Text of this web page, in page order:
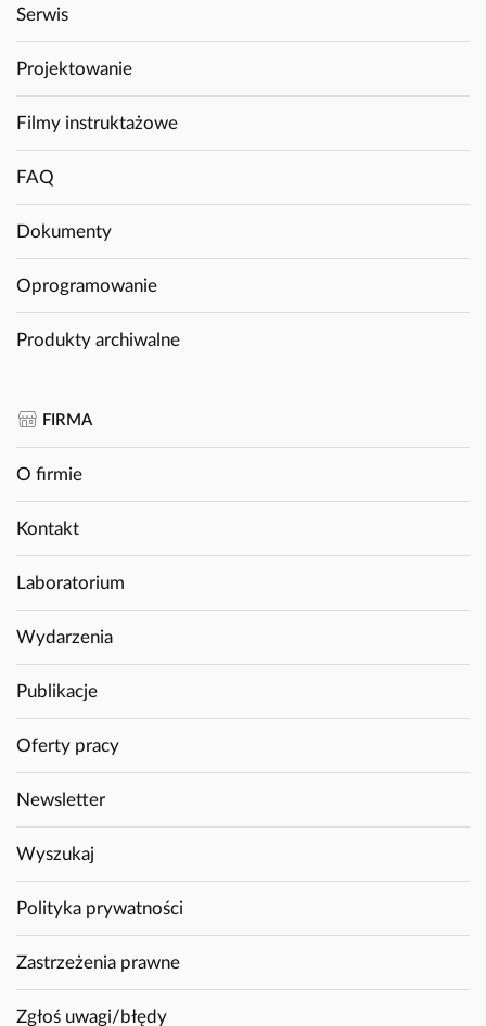
Serwis
Projektowanie
Filmy instruktażowe
FAQ
Dokumenty
Oprogramowanie
Produkty archiwalne
FIRMA
O firmie
Kontakt
Laboratorium
Wydarzenia
Publikacje
Oferty pracy
Newsletter
Wyszukaj
Polityka prywatności
Zastrzeżenia prawne
Zgłoś uwagi/błędy